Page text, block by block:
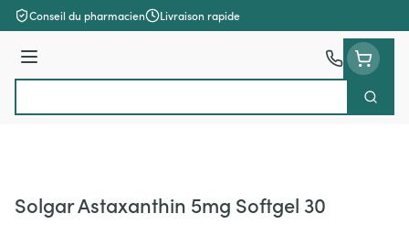
Aller au contenu
Conseil du pharmacien Livraison rapide
Menu
Solgar Astaxanthin 5mg Softgel 30